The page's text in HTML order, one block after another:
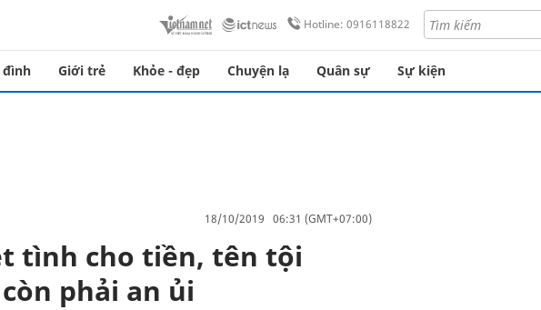
Hotline: 0916118822
đình Giới trẻ Khỏe - đẹp Chuyện lạ Quân sự Sự kiện
18/10/2019 06:31 (GMT+07:00)
tình cho tiền, tên tội
phải an ủi